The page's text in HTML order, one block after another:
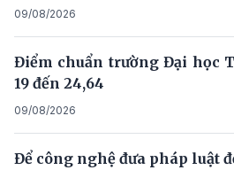
09/08/2026
Điểm chuẩn trường Đại học
19 đến 24,64
09/08/2026
Để công nghệ đưa pháp luật